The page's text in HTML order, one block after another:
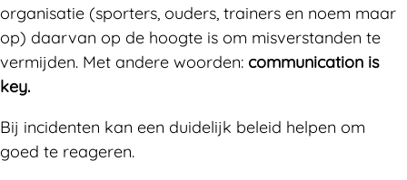
organisatie (sporters, ouders, trainers en noem maar
op) daarvan op de hoogte is om misverstanden te
vermijden. Met andere woorden: communication is
key.
Bij incidenten kan een duidelijk beleid helpen om
goed te reageren.